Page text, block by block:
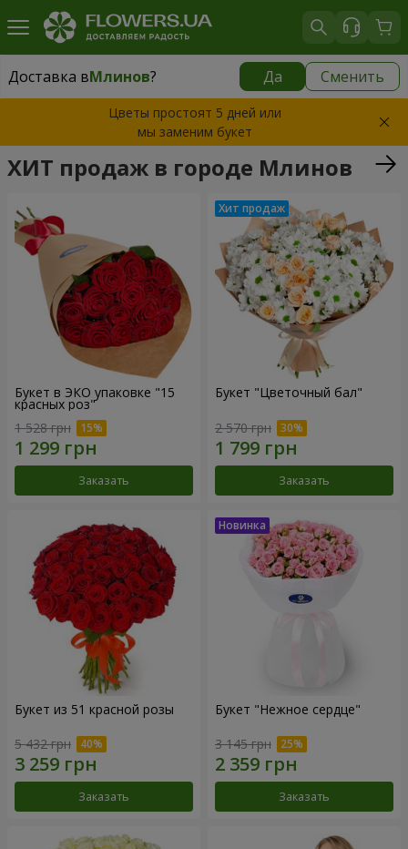
Доставка вМлинов? Да Сменить
Доставка вМлинов|
Цветы простоят 5 дней или
мы заменим букет
ХИТ продаж в городе Млинов
Букет в ЭКО упаковке "15
красных роз"
1 528 грн
Заказать
Букет "Цветочный бал"
2 570 грн
Заказать
Букет из 51 красной розы
5 432 грн
Заказать
Букет "Нежное сердце"
3 145 грн
Заказать